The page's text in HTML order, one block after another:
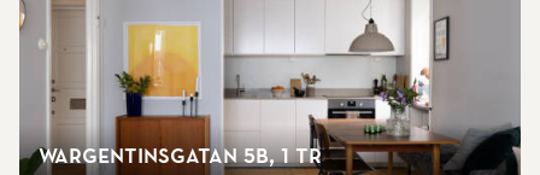
Wargentinsgatan 5B, 1 tr